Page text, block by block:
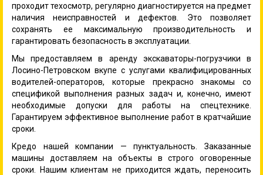
проходит техосмотр, регулярно диагностируется на предмет
наличия неисправностей и дефектов. Это позволяет
сохранять ее максимальную производительность и
гарантировать безопасность в эксплуатации.
Мы предоставляем в аренду экскаваторы-погрузчики в
Лосино-Петровском вкупе с услугами квалифицированных
водителей-операторов, которые прекрасно знакомы со
спецификой выполнения разных задач и, конечно, имеют
необходимые допуски для работы на спецтехнике.
Гарантируем эффективное выполнение работ в кратчайшие
сроки.
Кредо нашей компании — пунктуальность. Заказанные
машины доставляем на объекты в строго оговоренные
сроки. Нашим клиентам не приходится ждать, переносить